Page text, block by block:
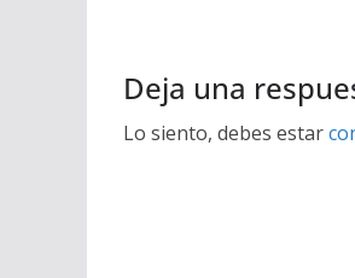
Deja una
Lo siento, debes estar